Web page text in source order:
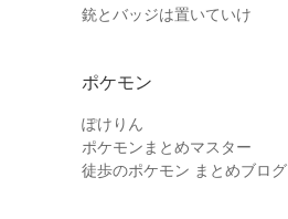
銃とバッジは置いていけ
ポケモン
ぽけりん
ポケモンまとめマスター
徒歩のポケモン まとめブログ